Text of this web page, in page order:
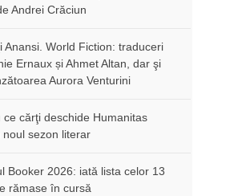
Andrei Crăciun
Anansi. World Fiction: traduceri
Ernaux și Ahmet Altan, dar şi
Aurora Venturini
ce cărţi deschide Humanitas
noul sezon literar
Booker 2026: iată lista celor 13
rămase în cursă